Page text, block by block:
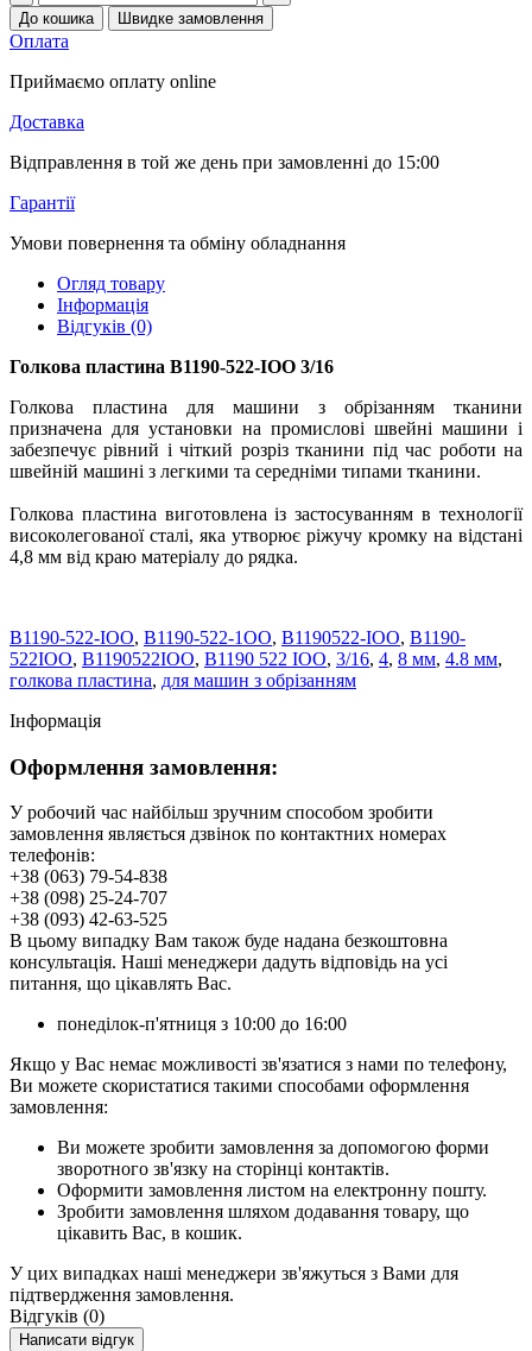
До кошика
Швидке замовлення
Оплата
Приймаємо оплату online
Доставка
Відправлення в той же день при замовленні до 15:00
Гарантії
Умови повернення та обміну обладнання
Огляд товару
Інформація
Відгуків (0)
Голкова пластина B1190-522-IOO 3/16
Голкова пластина для машини з обрізанням тканини
призначена для установки на промислові швейні машини і
забезпечує рівний і чіткий розріз тканини під час роботи на
швейній машині з легкими та середніми типами тканини.
Голкова пластина виготовлена із застосуванням в технології
високолегованої сталі, яка утворює ріжучу кромку на відстані
4,8 мм від краю матеріалу до рядка.
B1190-522-IOO, B1190-522-1OO, B1190522-IOO, B1190-
522IOO, B1190522IOO, B1190 522 IOO, 3/16, 4, 8 мм, 4.8 мм,
голкова пластина, для машин з обрізанням
Інформація
Оформлення замовлення:
У робочий час найбільш зручним способом зробити
замовлення являється дзвінок по контактних номерах
телефонів:
+38 (063) 79-54-838
+38 (098) 25-24-707
+38 (093) 42-63-525
В цьому випадку Вам також буде надана безкоштовна
консультація. Наші менеджери дадуть відповідь на усі
питання, що цікавлять Вас.
понеділок-п'ятниця з 10:00 до 16:00
Якщо у Вас немає можливості зв'язатися з нами по телефону,
Ви можете скористатися такими способами оформлення
замовлення:
Ви можете зробити замовлення за допомогою форми
зворотного зв'язку на сторінці контактів.
Оформити замовлення листом на електронну пошту.
Зробити замовлення шляхом додавання товару, що
цікавить Вас, в кошик.
У цих випадках наші менеджери зв'яжуться з Вами для
підтвердження замовлення.
Відгуків (0)
Написати відгук